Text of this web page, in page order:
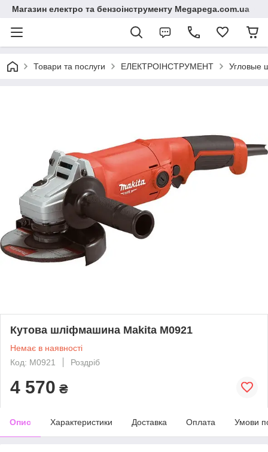
Магазин електро та бензоінструменту Megapega.com.ua
Товари та послуги ЕЛЕКТРОІНСТРУМЕНТ Угловые
Кутова шліфмашина Makita M0921
Немає в наявності
Код: M0921
Роздріб
4 570 ₴
Опис Характеристики Доставка Оплата Умови